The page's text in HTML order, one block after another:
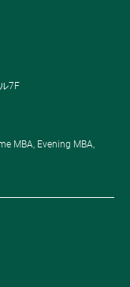
7F
MBA, Evening MBA,